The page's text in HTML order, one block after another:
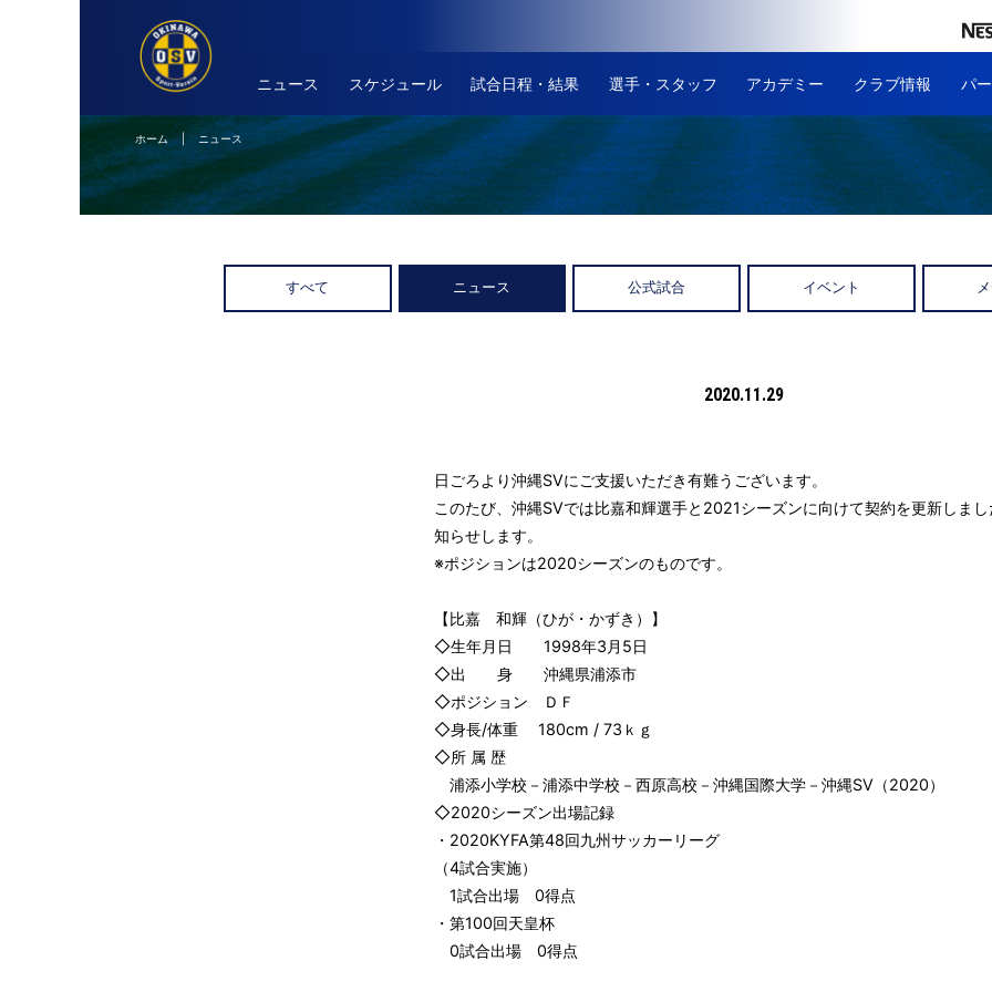
ニュース スケジュール 試合日程・結果 選手・スタッフ アカデミー クラブ情報 パ
ホーム| ニュース
すべて ニュース 公式試合 イベント
2020.11.29
日ごろより沖縄SVにご支援いただき有難うございます。
このたび、沖縄SVでは比嘉和輝選手と2021シーズンに向けて契約を更新しま
知らせします。
※ポジションは2020シーズンのものです。
【比嘉 和輝（ひが・かずき）】
◇生年月日 1998年3月5日
◇出 身 沖縄県浦添市
◇ポジション ＤＦ
◇身長/体重 180cm / 73ｋｇ
◇所 属 歴
浦添小学校－浦添中学校－西原高校－沖縄国際大学－沖縄SV（2020）
◇2020シーズン出場記録
・2020KYFA第48回九州サッカーリーグ
（4試合実施）
1試合出場 0得点
・第100回天皇杯
0試合出場 0得点